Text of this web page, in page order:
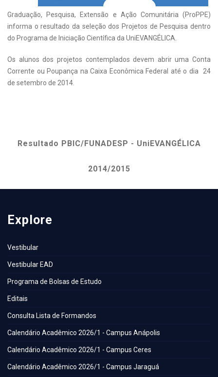
Graduação, Pesquisa, Extensão e Ação Comunitária (ProPPE)
informa o resultado da seleção dos Projetos de Pesquisa dentro
do Programa de Iniciação Científica da UniEVANGÉLICA.
Os alunos dos projetos contemplados devem abrir uma Conta
Corrente ou Poupança na Caixa Econômica Federal até o dia
24
de setembro de 2014
Resultado PBIC/FUNADESP - UniEVANGÉLICA
2014/2015
Explore
Vestibular
Vestibular EAD
Programa de Bolsas de Estudo
Editais
Consulta Lista de Formandos
Calendário Acadêmico 2026/1 - Campus Anápolis
Calendário Acadêmico 2026/1 - Campus Ceres
Calendário Acadêmico 2026/1 - Campus Jaraguá